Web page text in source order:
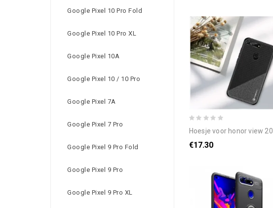
Google Pixel 10 Pro Fold
Google Pixel 10 Pro XL
Google Pixel 10A
Google Pixel 10 / 10 Pro
Google Pixel 7A
Google Pixel 7 Pro
Google Pixel 9 Pro Fold
Google Pixel 9 Pro
Google Pixel 9 Pro XL
hoesje voor honor view 20 mofi honor-serie
€17.30